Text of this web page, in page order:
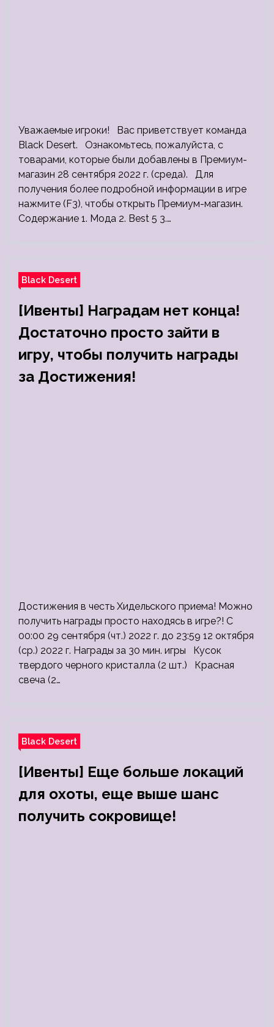
Уважаемые игроки! Вас приветствует команда
Black Desert. Ознакомьтесь, пожалуйста, с
товарами, которые были добавлены в Премиум-
магазин 28 сентября 2022 г. (среда). Для
получения более подробной информации в игре
нажмите (F3), чтобы открыть Премиум-магазин.
Содержание 1. Мода 2. Best 5 3.…
Black Desert
[Ивенты] Наградам нет конца!
Достаточно просто зайти в
игру, чтобы получить награды
за Достижения!
Достижения в честь Хидельского приема! Можно
получить награды просто находясь в игре?! С
00:00 29 сентября (чт.) 2022 г. до 23:59 12 октября
(ср.) 2022 г. Награды за 30 мин. игры Кусок
твердого черного кристалла (2 шт.) Красная
свеча (2…
Black Desert
[Ивенты] Еще больше локаций
для охоты, еще выше шанс
получить сокровище!